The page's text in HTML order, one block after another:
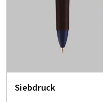
Siebdruck